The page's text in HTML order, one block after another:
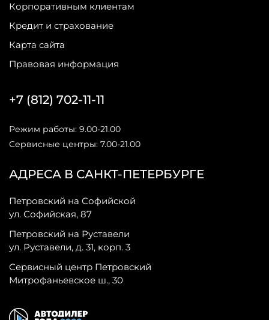
Корпоративным клиентам
Кредит и страхование
Карта сайта
Правовая информация
АДРЕСА В САНКТ-ПЕТЕРБУРГЕ
Петровский на Софийской
ул. Софийская, 87
Петровский на Руставели
ул. Руставели, д. 31, корп. 3
Сервисный центр Петровский
Митрофаньевское ш., 30
+7 (812) 702-11-11
Режим работы: 9.00-21.00
Сервисные центры: 7.00-21.00